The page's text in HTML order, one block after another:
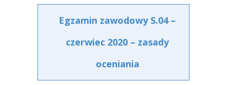
Egzamin zawodowy S.04 –
czerwiec 2020 – zasady
oceniania